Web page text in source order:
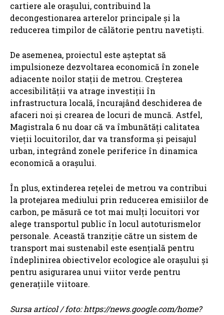
cartiere ale orașului, contribuind la
decongestionarea arterelor principale și la
reducerea timpilor de călătorie pentru navetiști.
De asemenea, proiectul este așteptat să
impulsioneze dezvoltarea economică în zonele
adiacente noilor stații de metrou. Creșterea
accesibilității va atrage investiții în
infrastructura locală, încurajând deschiderea de
afaceri noi și crearea de locuri de muncă. Astfel,
Magistrala 6 nu doar că va îmbunătăți calitatea
vieții locuitorilor, dar va transforma și peisajul
urban, integrând zonele periferice în dinamica
economică a orașului.
În plus, extinderea rețelei de metrou va contribui
la protejarea mediului prin reducerea emisiilor de
carbon, pe măsură ce tot mai mulți locuitori vor
alege transportul public în locul autoturismelor
personale. Această tranziție către un sistem de
transport mai sustenabil este esențială pentru
îndeplinirea obiectivelor ecologice ale orașului și
pentru asigurarea unui viitor verde pentru
generațiile viitoare.
Sursa articol / foto: https://news.google.com/home?